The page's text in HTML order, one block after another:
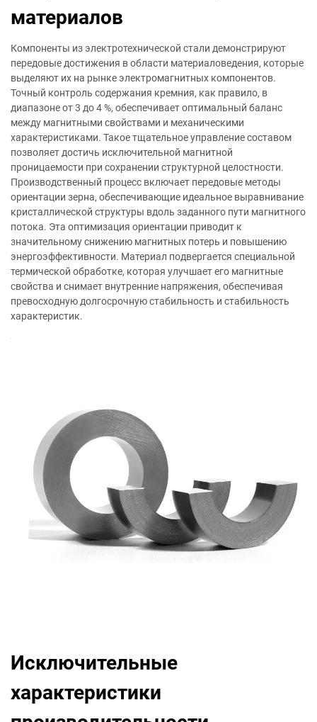
материалов
Компоненты из электротехнической стали демонстрируют
передовые достижения в области материаловедения, которые
выделяют их на рынке электромагнитных компонентов.
Точный контроль содержания кремния, как правило, в
диапазоне от 3 до 4 %, обеспечивает оптимальный баланс
между магнитными свойствами и механическими
характеристиками. Такое тщательное управление составом
позволяет достичь исключительной магнитной
проницаемости при сохранении структурной целостности.
Производственный процесс включает передовые методы
ориентации зерна, обеспечивающие идеальное выравнивание
кристаллической структуры вдоль заданного пути магнитного
потока. Эта оптимизация ориентации приводит к
значительному снижению магнитных потерь и повышению
энергоэффективности. Материал подвергается специальной
термической обработке, которая улучшает его магнитные
свойства и снимает внутренние напряжения, обеспечивая
превосходную долгосрочную стабильность и стабильность
характеристик.
Исключительные
характеристики